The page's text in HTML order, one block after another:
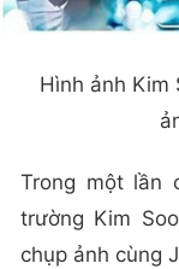
Hình ảnh Kim
Trong một lần
trường Kim
chụp ảnh cùng